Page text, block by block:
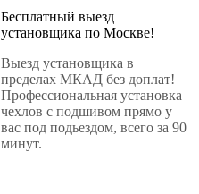
Бесплатный выезд
установщика по Москве!
Выезд установщика в
пределах МКАД без доплат!
Профессиональная установка
чехлов с подшивом прямо у
вас под подьездом, всего за 90
минут.